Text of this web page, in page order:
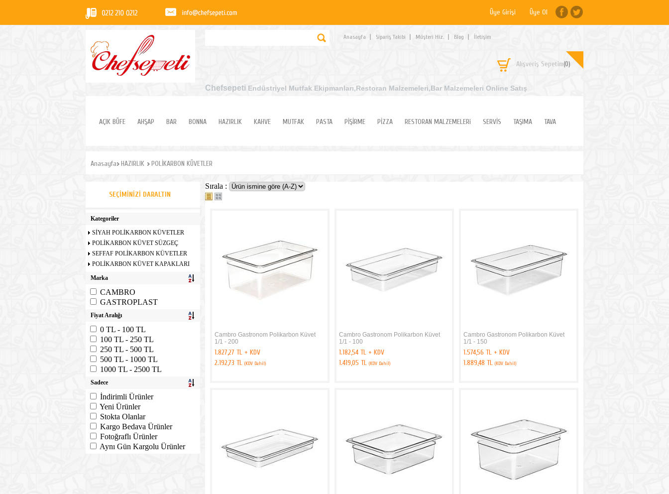
Üye Girişi Üye Ol
Anasayfa Sipariş Takibi Müşteri Hiz. Blog İletişim
Alışveriş Sepetim(0)
Chefsepeti Endüstriyel Mutfak Ekipmanları,Restoran Malzemeleri,Bar Malzemeleri Online Satış
AÇIK BÜFE AHŞAP BAR BONNA HAZIRLIK KAHVE MUTFAK PASTA PİŞİRME PİZZA RESTORAN MALZEMELERi SERVİS TAŞIMA TAVA
Anasayfa HAZIRLIK POLİKARBON KÜVETLER
SEÇIMINIZI DARALTIN
Kategoriler
SİYAH POLİKARBON KÜVETLER
POLİKARBON KÜVET SÜZGEÇ
SEFFAF POLİKARBON KÜVETLER
POLİKARBON KÜVET KAPAKLARI
Marka
CAMBRO
GASTROPLAST
Fiyat Aralığı
0 TL - 100 TL
100 TL - 250 TL
250 TL - 500 TL
500 TL - 1000 TL
1000 TL - 2500 TL
Sadece
İndirimli Ürünler
Yeni Ürünler
Stokta Olanlar
Kargo Bedava Ürünler
Fotoğraflı Ürünler
Aynı Gün Kargolu Ürünler
Sırala :
Cambro Gastronom Polikarbon Küvet
1/1 - 200
1.827,27 TL + KDV
2.192,73 TL (KDV Dahil)
Cambro Gastronom Polikarbon Küvet
1/1 - 100
1.182,54 TL + KDV
1.419,05 TL (KDV Dahil)
Cambro Gastronom Polikarbon Küvet
1/1 - 150
1.574,56 TL + KDV
1.889,48 TL (KDV Dahil)